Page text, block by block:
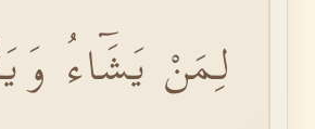
لِمَنْ يَشَٓاءُ